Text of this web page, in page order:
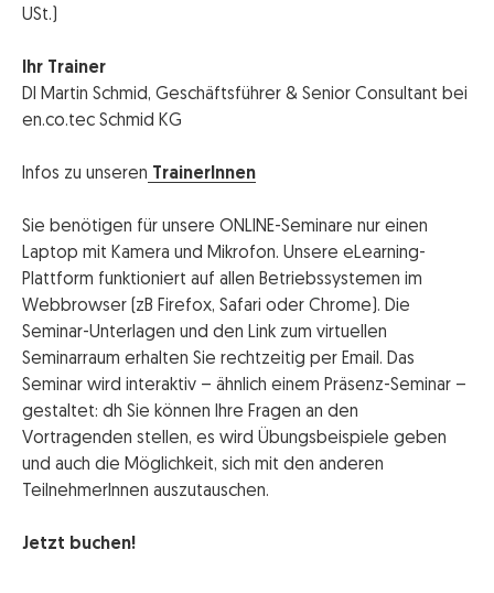
USt.)
Ihr Trainer
DI Martin Schmid, Geschäftsführer & Senior Consultant bei
en.co.tec Schmid KG
Infos zu unseren TrainerInnen
Sie benötigen für unsere ONLINE-Seminare nur einen
Laptop mit Kamera und Mikrofon. Unsere eLearning-
Plattform funktioniert auf allen Betriebssystemen im
Webbrowser (zB Firefox, Safari oder Chrome). Die
Seminar-Unterlagen und den Link zum virtuellen
Seminarraum erhalten Sie rechtzeitig per Email. Das
Seminar wird interaktiv – ähnlich einem Präsenz-Seminar –
gestaltet: dh Sie können Ihre Fragen an den
Vortragenden stellen, es wird Übungsbeispiele geben
und auch die Möglichkeit, sich mit den anderen
TeilnehmerInnen auszutauschen.
Jetzt buchen!